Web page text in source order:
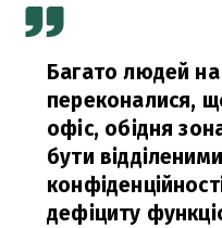
Багато людей на
переконалися,
офіс, обідня
бути
дефіциту